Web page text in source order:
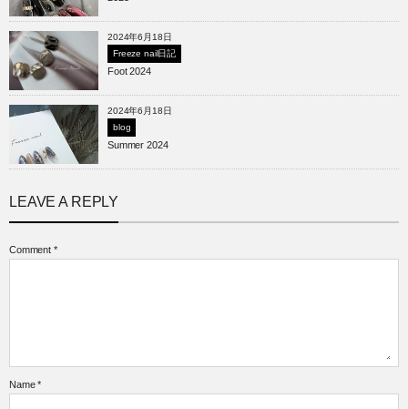
2024年6月18日
Freeze nail日記
Foot 2024
2024年6月18日
blog
Summer 2024
LEAVE A REPLY
Comment *
Name *